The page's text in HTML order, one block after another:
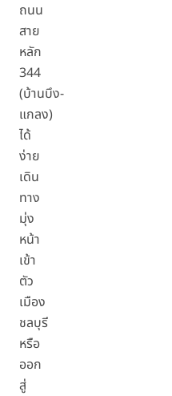
ถนน
สาย
หลัก
344
(บ้านบึง-
แกลง)
ได้
ง่าย
เดิน
ทาง
มุ่ง
หน้า
เข้า
ตัว
เมือง
ชลบุรี
หรือ
ออก
สู่